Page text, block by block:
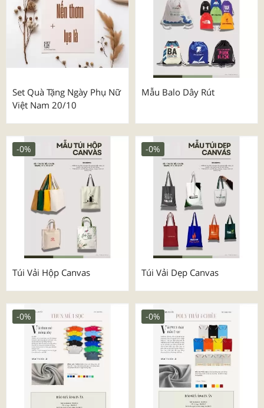
Set Quà Tặng Ngày Phụ Nữ
Việt Nam 20/10
Mẫu Balo Dây Rút
Túi Vải Hộp Canvas
-0%
Túi Vải Dẹp Canvas
-0%
-0% -0%